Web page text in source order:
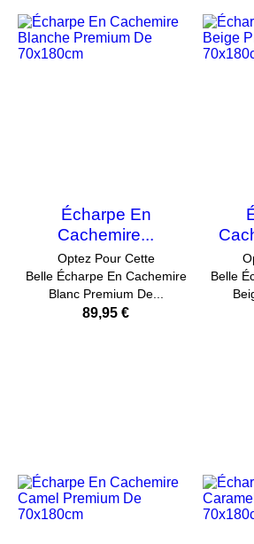
Écharpe En
Cachemire...
Optez Pour Cette
Belle Écharpe En Cachemire
Blanc Premium De...
89,95 €
Belle